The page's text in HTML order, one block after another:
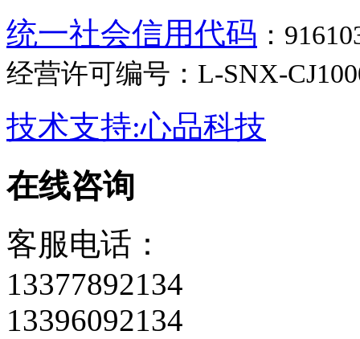
统一社会信用代码 ：
经营许可编号：L-SNX-
技术支持:心品科技
在线咨询
客服电话：
13377892134
13396092134